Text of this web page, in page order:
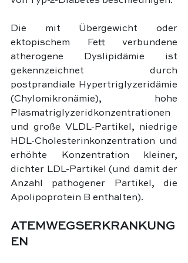
Die mit Übergewicht oder
ektopischem Fett verbundene
atherogene Dyslipidämie ist
gekennzeichnet durch
postprandiale Hypertriglyzeridämie
(Chylomikronämie), hohe
Plasmatriglyzeridkonzentrationen
und große VLDL-Partikel, niedrige
HDL-Cholesterinkonzentration und
erhöhte Konzentration kleiner,
dichter LDL-Partikel (und damit der
Anzahl pathogener Partikel, die
Apolipoprotein B enthalten).
ATEMWEGSERKRANKUNG
EN